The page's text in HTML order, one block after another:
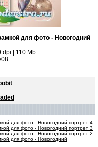
для фото - Новогодний
dpi | 110 Mb
для фото - Новогодний портрет 4
для фото - Новогодний портрет 3
для фото - Новогодний портрет 2
для фото - Новогодний